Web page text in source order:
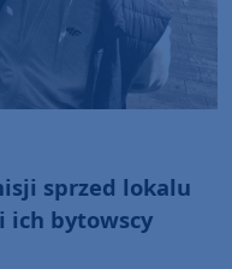
sprzed lokalu
ich bytowscy